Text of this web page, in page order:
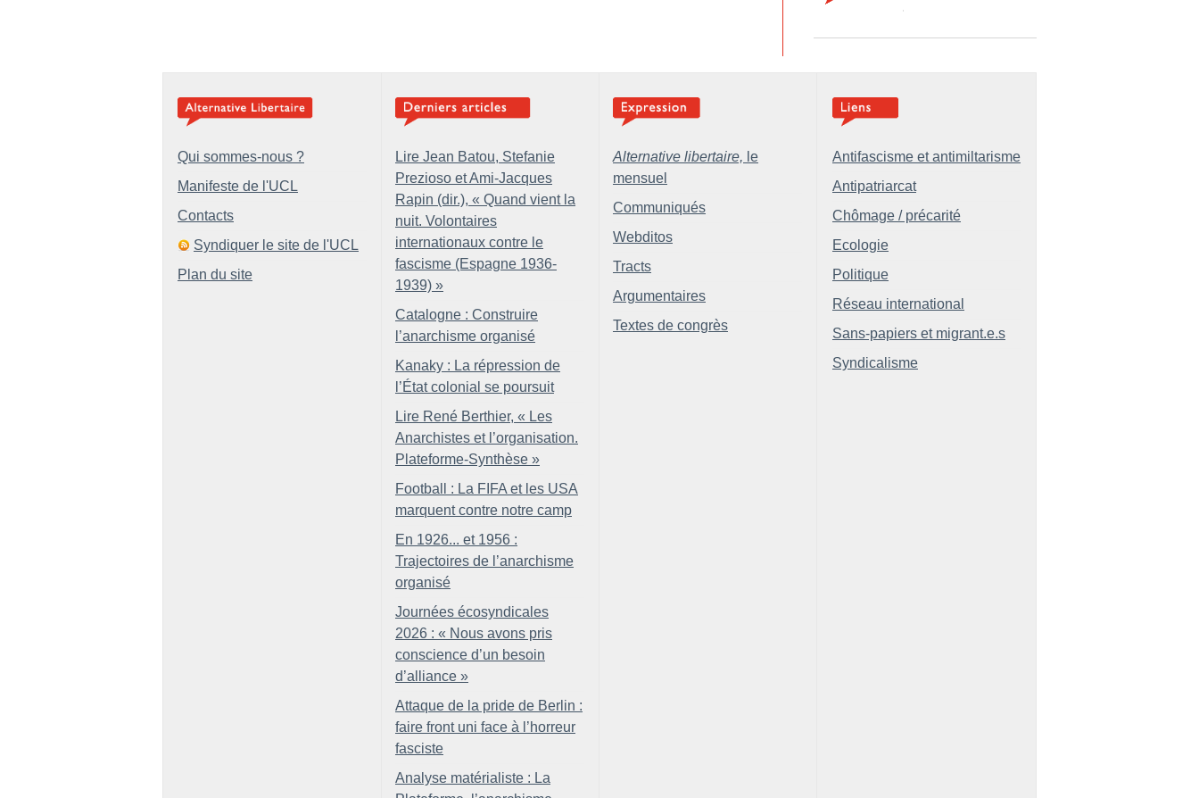
Qui sommes-nous ?
Manifeste de l'UCL
Contacts
Syndiquer le site de l'UCL
Plan du site
Lire Jean Batou, Stefanie
Prezioso et Ami-Jacques
Rapin (dir.), « Quand vient la
nuit. Volontaires
internationaux contre le
fascisme (Espagne 1936-
1939) »
Catalogne : Construire
l’anarchisme organisé
Kanaky : La répression de
l’État colonial se poursuit
Lire René Berthier, « Les
Anarchistes et l’organisation.
Plateforme-Synthèse »
Football : La FIFA et les USA
marquent contre notre camp
En 1926... et 1956 :
Trajectoires de l’anarchisme
organisé
Journées écosyndicales
2026 : « Nous avons pris
conscience d’un besoin
d’alliance »
Attaque de la pride de Berlin :
faire front uni face à l’horreur
fasciste
Analyse matérialiste : La
Alternative libertaire, le
mensuel
Communiqués
Webditos
Tracts
Argumentaires
Textes de congrès
Antifascisme et antimiltarisme
Antipatriarcat
Chômage / précarité
Ecologie
Politique
Réseau international
Sans-papiers et migrant.e.s
Syndicalisme